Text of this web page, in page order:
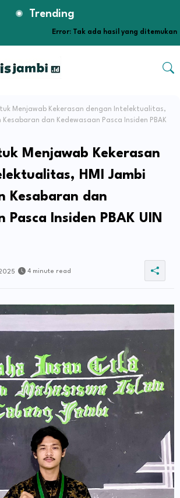
Trending
Error: Tak ada hasil yang ditemukan
Menjawab Kekerasan dengan Intelektualitas,
Kesabaran dan Kedewasaan Pasca Insiden PBAK
Menjawab Kekerasan
HMI Jambi
Kesabaran dan
Pasca Insiden PBAK UIN
4 minute read